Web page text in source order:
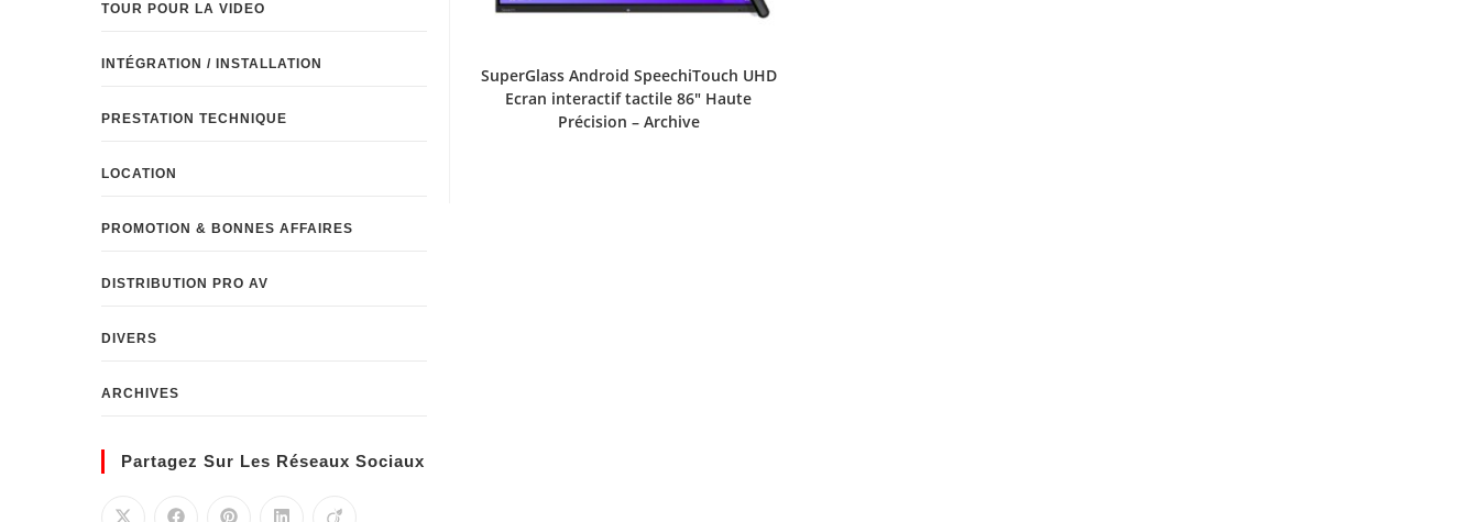
SuperGlass Android SpeechiTouch UHD
Ecran interactif tactile 86″ Haute
Précision – Archive
TOUR POUR LA VIDEO
INTÉGRATION / INSTALLATION
PRESTATION TECHNIQUE
LOCATION
PROMOTION & BONNES AFFAIRES
DISTRIBUTION PRO AV
DIVERS
ARCHIVES
Partagez Sur Les Réseaux Sociaux